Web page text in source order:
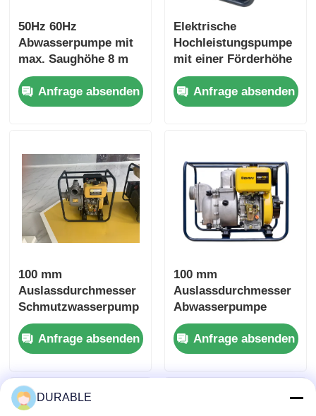
50Hz 60Hz
Abwasserpumpe mit
max. Saughöhe 8 m
und Nennförderhöhe
16 m, geeignet für
Kläranlagen
Anfrage absenden
Elektrische
Hochleistungspumpe
mit einer Förderhöhe
von 16 m, konzipiert
zur Steigerung der
Produktivität in
Anfrage absenden
100 mm
Auslassdurchmesser
Schmutzwasserpump
e mit max. Saughöhe
8 m und
hochwertigem
konzipiert für die
Schmutzwasserförder
Anfrage absenden
100 mm
Auslassdurchmesser
Abwasserpumpe
Nennkopf
Gesamtkopf 16 m
Nennleistung 8,6 kW
Anfrage absenden
DURABLE